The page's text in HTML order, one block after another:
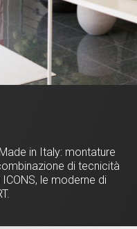
in Italy: montature
di tecnicità
le moderne di